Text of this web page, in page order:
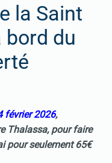
la Saint
bord du
février 2026,
Thalassa, pour faire
pour seulement 65€